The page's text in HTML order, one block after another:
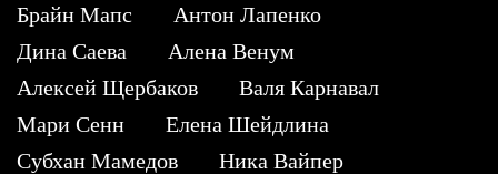
Брайн Мапс
Антон Лапенко
Дина Саева
Алена Венум
Алексей Щербаков
Валя Карнавал
Мари Сенн
Елена Шейдлина
Субхан Мамедов
Ника Вайпер